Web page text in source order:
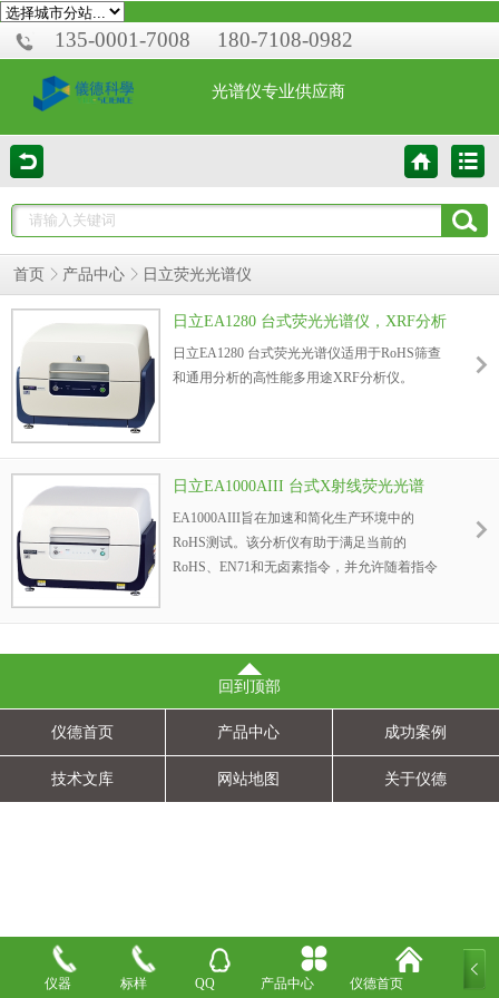
135-0001-7008 180-7108-0982
光谱仪专业供应商
首页 产品中心 日立荧光光谱仪
日立EA1280 台式荧光光谱仪，XRF分析
仪
日立EA1280 台式荧光光谱仪适用于RoHS筛查
和通用分析的高性能多用途XRF分析仪。
日立EA1000AIII 台式X射线荧光光谱
仪，台式XRF荧光分析仪
EA1000AIII旨在加速和简化生产环境中的
RoHS测试。该分析仪有助于满足当前的
RoHS、EN71和无卤素指令，并允许随着指令
回到顶部
仪德首页 产品中心 成功案例
技术文库 网站地图 关于仪德
仪器 标样 QQ 产品中心 仪德首页